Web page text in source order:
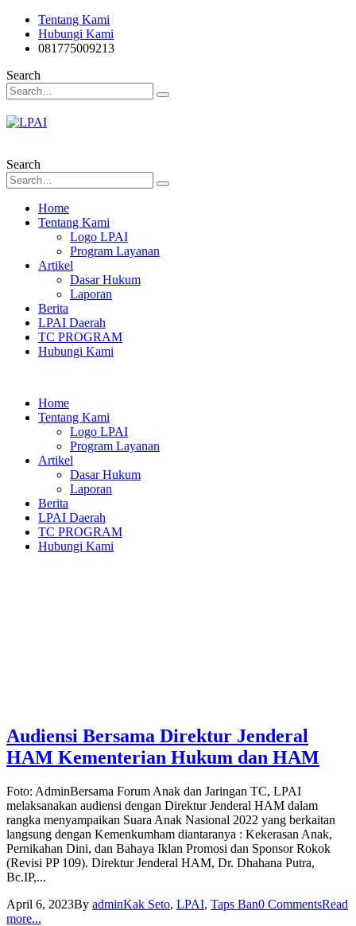
Tentang Kami
Hubungi Kami
‎081775009213
Search
Search
Home
Tentang Kami
Logo LPAI
Program Layanan
Artikel
Dasar Hukum
Laporan
Berita
LPAI Daerah
TC PROGRAM
Hubungi Kami
Home
Tentang Kami
Logo LPAI
Program Layanan
Artikel
Dasar Hukum
Laporan
Berita
LPAI Daerah
TC PROGRAM
Hubungi Kami
Audiensi Bersama Direktur Jenderal
HAM Kementerian Hukum dan HAM
Foto: AdminBersama Forum Anak dan Jaringan TC, LPAI
melaksanakan audiensi dengan Direktur Jenderal HAM dalam
rangka menyampaikan Suara Anak Nasional 2022 yang berkaitan
langsung dengan Kemenkumham diantaranya : Kekerasan Anak,
Pernikahan Dini, dan Bahaya Iklan Promosi dan Sponsor Rokok
(Revisi PP 109). Direktur Jenderal HAM, Dr. Dhahana Putra,
Bc.IP,...
April 6, 2023By adminKak Seto, LPAI, Taps Ban0 CommentsRead
more...